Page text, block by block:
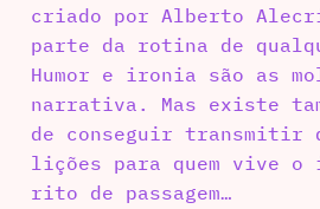
criado por Alberto
parte da rotina de
Humor e ironia são as
narrativa. Mas existe
de conseguir transmitir
lições para quem vive o
rito de passagem…